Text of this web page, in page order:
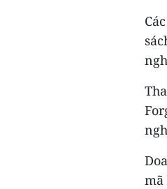
mã